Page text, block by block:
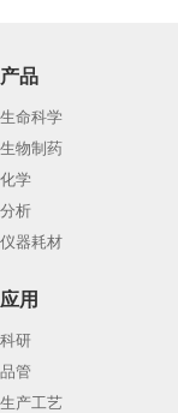
产品
生命科学
生物制药
化学
分析
仪器耗材
应用
科研
品管
生产工艺